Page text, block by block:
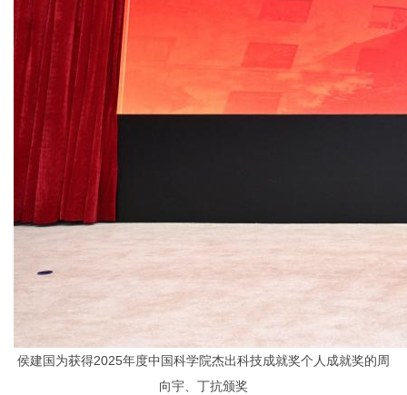
侯建国为获得2025年度中国科学院杰出科技成就奖个人成就奖的周
向宇、丁抗颁奖